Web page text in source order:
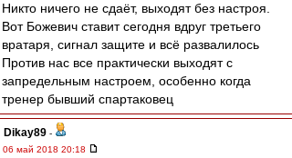
Никто ничего не сдаёт, выходят без настроя.
Вот Божевич ставит сегодня вдруг третьего
вратаря, сигнал защите и всё развалилось
Против нас все практически выходят с
запредельным настроем, особенно когда
тренер бывший спартаковец
Dikay89 -
06 май 2018 20:18